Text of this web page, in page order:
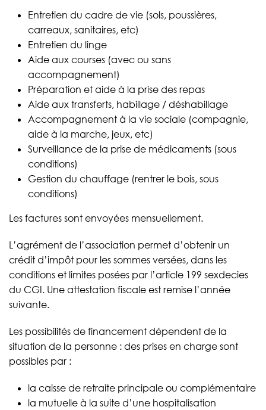
Entretien du cadre de vie (sols, poussières,
carreaux, sanitaires, etc)
Entretien du linge
Aide aux courses (avec ou sans
accompagnement)
Préparation et aide à la prise des repas
Aide aux transferts, habillage / déshabillage
Accompagnement à la vie sociale (compagnie,
aide à la marche, jeux, etc)
Surveillance de la prise de médicaments (sous
conditions)
Gestion du chauffage (rentrer le bois, sous
conditions)
Les factures sont envoyées mensuellement.
L’agrément de l’association permet d’obtenir un
crédit d’impôt pour les sommes versées, dans les
conditions et limites posées par l’article 199 sexdecies
du CGI. Une attestation fiscale est remise l’année
suivante.
Les possibilités de financement dépendent de la
situation de la personne : des prises en charge sont
possibles par :
la caisse de retraite principale ou complémentaire
la mutuelle à la suite d’une hospitalisation